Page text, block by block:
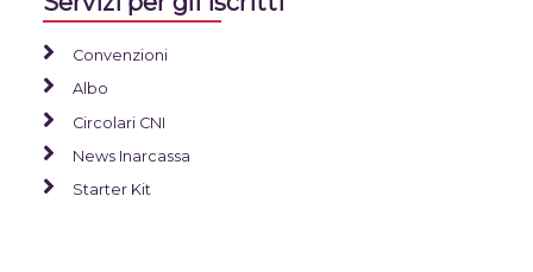
Convenzioni
Albo
Circolari CNI
News Inarcassa
Starter Kit